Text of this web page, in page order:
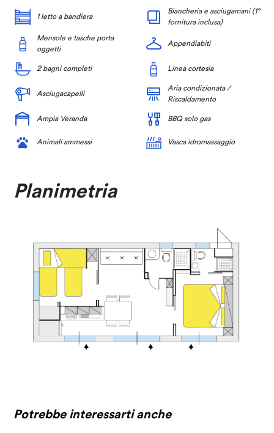
1 letto a bandiera
Biancheria e asciugamani (1°
fornitura inclusa)
Mensole e tasche porta
oggetti
Appendiabiti
2 bagni completi Linea cortesia
Asciugacapelli
Aria condizionata /
Riscaldamento
Ampia Veranda BBQ solo gas
Animali ammessi Vasca idromassaggio
Planimetria
Potrebbe interessarti anche